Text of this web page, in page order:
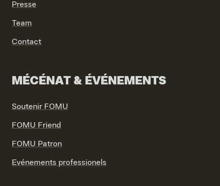
Presse
Team
Contact
MÉCÉNAT & ÉVÉNEMENTS
Soutenir FOMU
FOMU Friend
FOMU Patron
Evénements professionels